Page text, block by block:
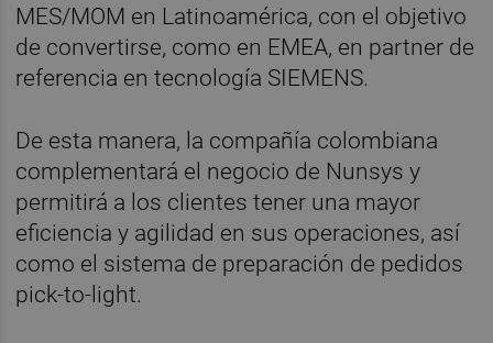
MES/MOM en Latinoamérica, con el objetivo
de convertirse, como en EMEA, en partner de
referencia en tecnología SIEMENS.
De esta manera, la compañía colombiana
complementará el negocio de Nunsys y
permitirá a los clientes tener una mayor
eficiencia y agilidad en sus operaciones, así
como el sistema de preparación de pedidos
pick-to-light.